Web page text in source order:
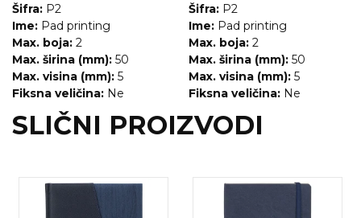
Šifra: P2
Ime: Pad printing
Max. boja: 2
Max. širina (mm): 50
Max. visina (mm): 5
Fiksna veličina: Ne
Šifra: P2
Ime: Pad printing
Max. boja: 2
Max. širina (mm): 50
Max. visina (mm): 5
Fiksna veličina: Ne
SLIČNI PROIZVODI